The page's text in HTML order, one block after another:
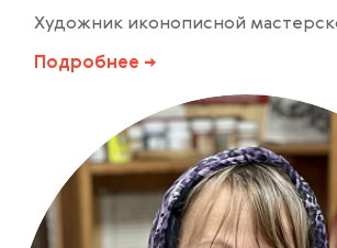
Художник иконописной
Подробнее →